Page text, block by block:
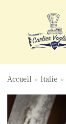
contenu
Accueil » Italie »